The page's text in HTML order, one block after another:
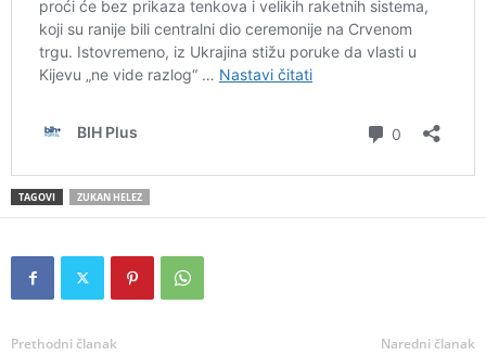
TAGOVI ZUKAN HELEZ
Prethodni članak Naredni članak